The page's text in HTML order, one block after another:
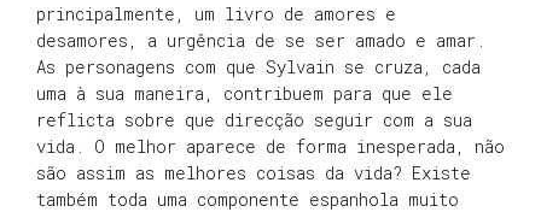
principalmente, um livro de amores e
desamores, a urgência de se ser amado e amar.
As personagens com que Sylvain se cruza, cada
uma à sua maneira, contribuem para que ele
reflicta sobre que direcção seguir com a sua
vida. O melhor aparece de forma inesperada, não
são assim as melhores coisas da vida? Existe
também toda uma componente espanhola muito